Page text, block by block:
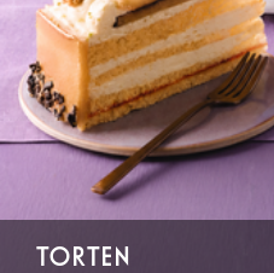
TORTEN